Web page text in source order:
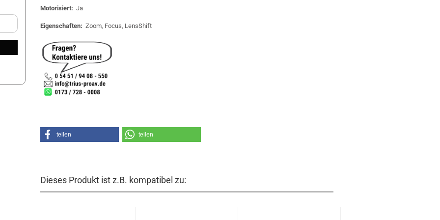
Motorisiert: Ja
Eigenschaften: Zoom, Focus, LensShift
teilen teilen
Dieses Produkt ist z.B. kompatibel zu: